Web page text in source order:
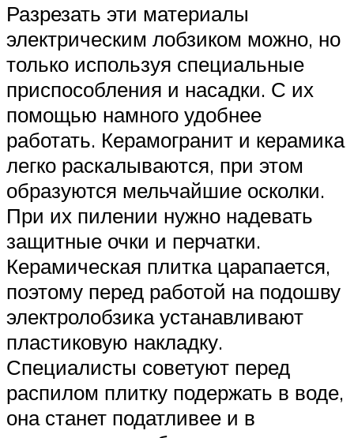
Разрезать эти материалы
электрическим лобзиком можно, но
только используя специальные
приспособления и насадки. С их
помощью намного удобнее
работать. Керамогранит и керамика
легко раскалываются, при этом
образуются мельчайшие осколки.
При их пилении нужно надевать
защитные очки и перчатки.
Керамическая плитка царапается,
поэтому перед работой на подошву
электролобзика устанавливают
пластиковую накладку.
Специалисты советуют перед
распилом плитку подержать в воде,
она станет податливее и в